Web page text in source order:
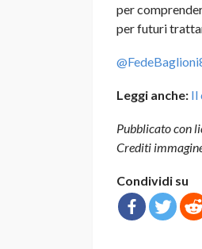
per
per futuri
Leggi anche: Il
Pubblicato con
Crediti
Condividi su